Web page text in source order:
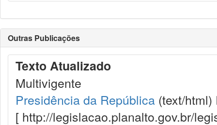
Outras Publicações
Texto Atualizado
Multivigente
Presidência da República (text/html)
[ http://legislacao.planalto.gov.br/